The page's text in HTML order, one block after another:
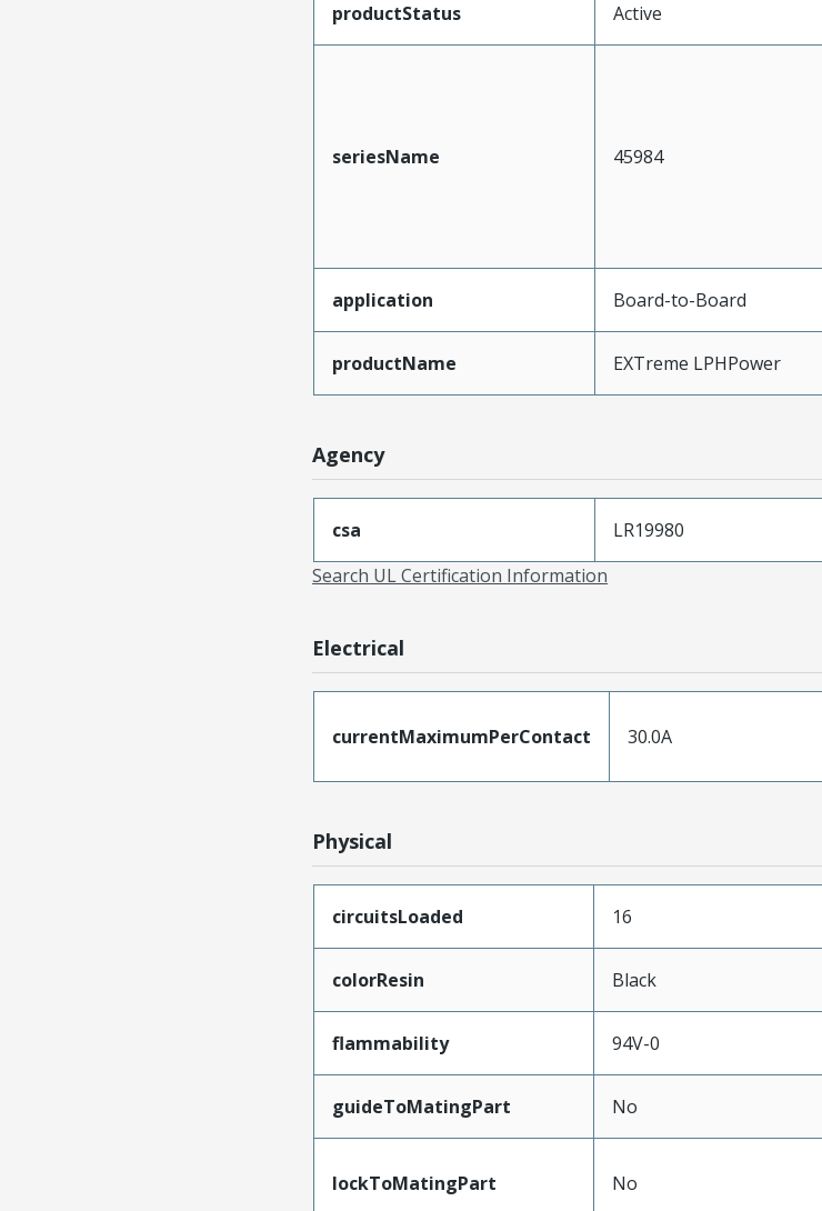
productStatus Active
seriesName 45984
application Board-to-Board
productName EXTreme LPHPower
Agency
csa LR19980
Search UL Certification Information
Electrical
currentMaximumPerContact 30.0A
Physical
circuitsLoaded 16
colorResin Black
flammability 94V-0
guideToMatingPart No
lockToMatingPart No